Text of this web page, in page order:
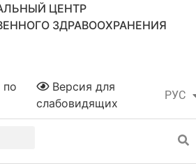
ЦЕНТР
ЗДРАВООХРАНЕНИЯ
РУС
ҚАЗ
Версия для
слабовидящих
по